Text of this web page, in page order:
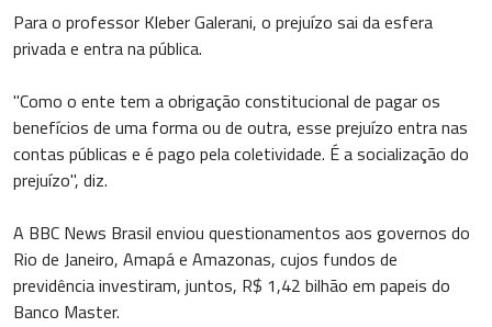
Para o professor Kleber Galerani, o prejuízo sai da esfera
privada e entra na pública.
"Como o ente tem a obrigação constitucional de pagar os
benefícios de uma forma ou de outra, esse prejuízo entra nas
contas públicas e é pago pela coletividade. É a socialização do
prejuízo", diz.
A BBC News Brasil enviou questionamentos aos governos do
Rio de Janeiro, Amapá e Amazonas, cujos fundos de
previdência investiram, juntos, R$ 1,42 bilhão em papeis do
Banco Master.